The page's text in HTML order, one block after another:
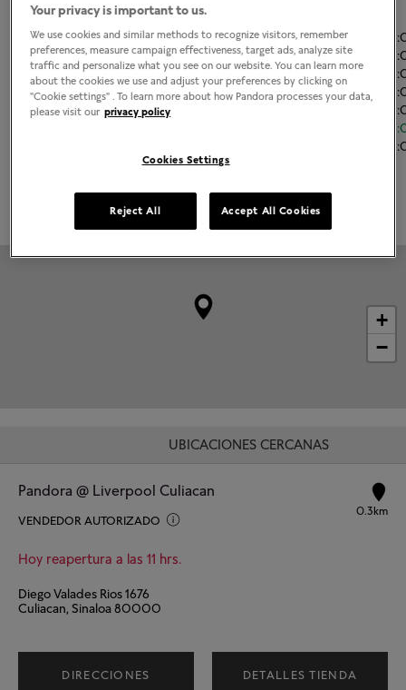
El horario de apertura
Lunes 10:00
Martes
10:00
Miércoles
10:00
Jueves
10:00
Viernes
Grabado disponible
+
−
UBICACIONES CERCANAS
Pandora @ Liverpool Culiacan
VENDEDOR AUTORIZADO
Hoy reapertura a las 11 hrs.
0.3km
Diego Valades Rios 1676
Culiacan, Sinaloa 80000
DIRECCIONES DETALLES TIENDA
Your privacy is important to us.
We use cookies and similar methods to recognize visitors, remember
preferences, measure campaign effectiveness, target ads, analyze site
traffic and personalize what you see on our website. You can learn more
about the cookies we use and adjust your preferences by clicking on
"Cookie settings" . To learn more about how Pandora processes your data,
please visit our privacy policy
Cookies Settings
Reject All Accept All Cookies